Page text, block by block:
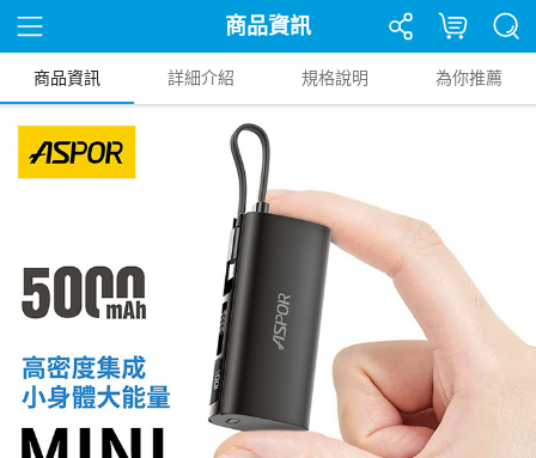
商品資訊
商品資訊 詳細介紹 規格說明 為你推薦